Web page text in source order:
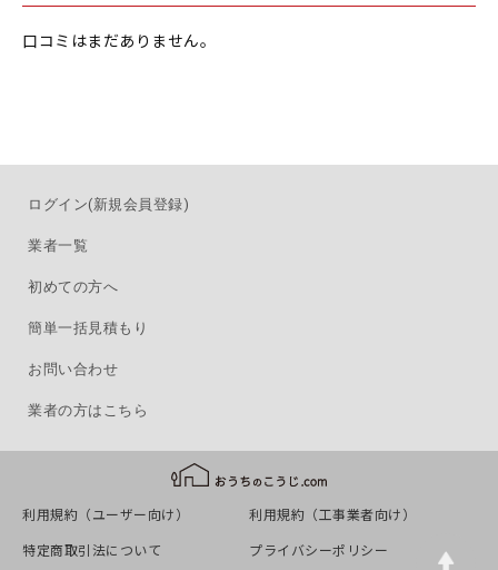
口コミはまだありません。
ログイン(新規会員登録)
業者一覧
初めての方へ
簡単一括見積もり
お問い合わせ
業者の方はこちら
利用規約（ユーザー向け） 利用規約（工事業者向け）
特定商取引法について プライバシーポリシー